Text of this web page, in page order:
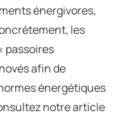
énergivores,
les
passoires
afin de
énergétiques
notre article